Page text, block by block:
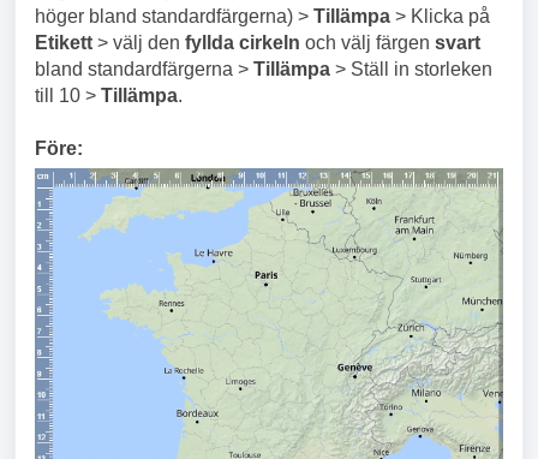
höger bland standardfärgerna) > Tillämpa > Klicka på
Etikett > välj den fyllda cirkeln och välj färgen svart
bland standardfärgerna > Tillämpa > Ställ in storleken
till 10 > Tillämpa.
Före: